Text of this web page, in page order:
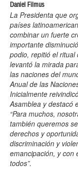
Daniel Filmus
La Presidenta que
países
combinar un fuerte
importante
podio, repitió el ritual
levantó la mirada
las naciones del
Anual de las
Inicialmente
Asamblea y destacó
“Para muchos,
también queremos
derechos y
discriminación y
emancipación, y con
todos”.